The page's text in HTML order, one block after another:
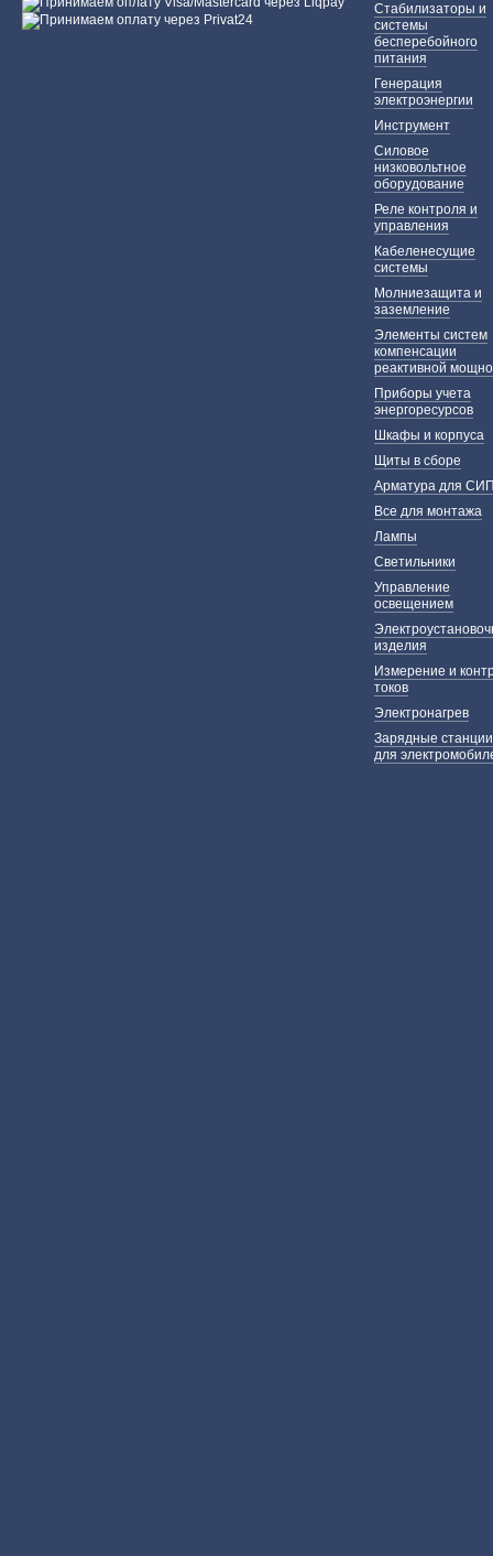
Стабилизаторы и
системы
бесперебойного
питания
Генерация
электроэнергии
Инструмент
Силовое
низковольтное
оборудование
Реле контроля и
управления
Кабеленесущие
системы
Молниезащита и
заземление
Элементы систем
компенсации
реактивной
Приборы учета
энергоресурсов
Шкафы и корпуса
Щиты в сборе
Арматура для
Все для монтажа
Лампы
Светильники
Управление
освещением
изделия
Измерение и
токов
Электронагрев
Зарядные станции
для